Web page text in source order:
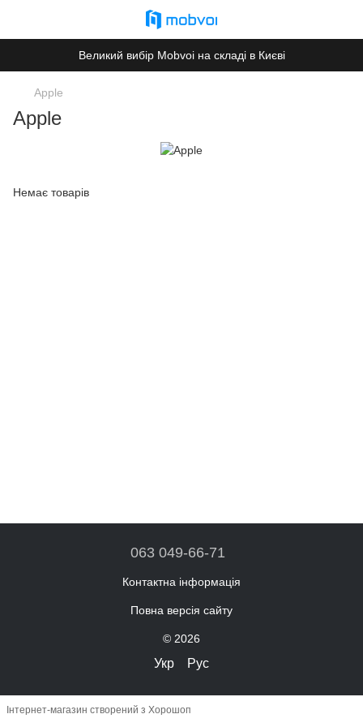
Великий вибір Mobvoi на складі в Києві
Apple
Apple
Немає товарів
063 049-66-71
Контактна інформація
Повна версія сайту
© 2026
Укр Рус
Інтернет-магазин створений з Хорошоп